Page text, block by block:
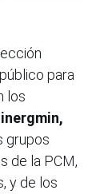
para
los
grupos
de la PCM,
y de los